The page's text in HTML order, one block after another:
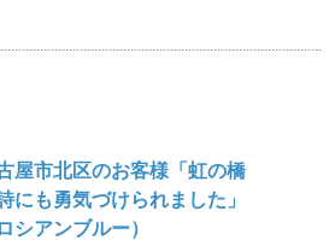
屋市北区のお客様「虹の橋
にも勇気づけられました」
シアンブルー）